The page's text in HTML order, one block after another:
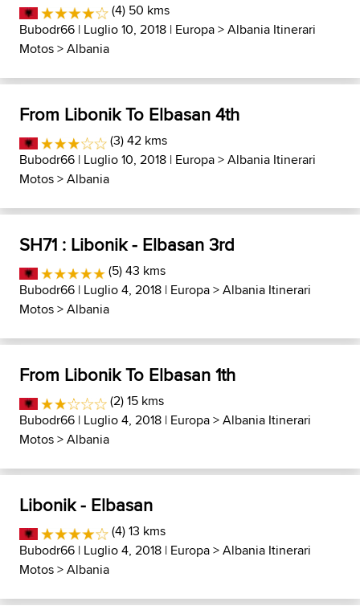
(4) 50 kms
Bubodr66 | Luglio 10, 2018 | Europa>Albania Itinerari
Motos>Albania
From Libonik To Elbasan 4th
(3) 42 kms
Bubodr66 | Luglio 10, 2018 | Europa>Albania Itinerari
Motos>Albania
SH71 : Libonik - Elbasan 3rd
(5) 43 kms
Bubodr66 | Luglio 4, 2018 | Europa>Albania Itinerari
Motos>Albania
From Libonik To Elbasan 1th
(2) 15 kms
Bubodr66 | Luglio 4, 2018 | Europa>Albania Itinerari
Motos>Albania
Libonik - Elbasan
(4) 13 kms
Bubodr66 | Luglio 4, 2018 | Europa>Albania Itinerari
Motos>Albania